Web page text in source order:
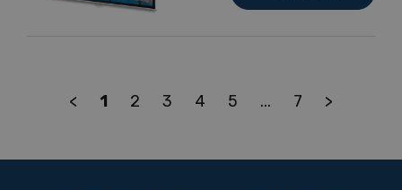
< 1 2 3 4 5 ... 7 >